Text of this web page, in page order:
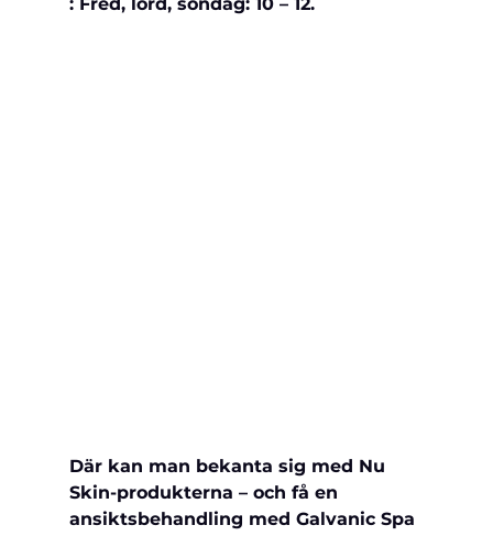
Där kan man bekanta sig med Nu
Skin-produkterna – och få en
ansiktsbehandling med Galvanic Spa